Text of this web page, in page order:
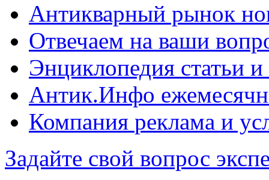
Антикварный рынок
Отвечаем на ваши
Энциклопедия статьи
Антик.Инфо
Компания реклама и
Задайте свой вопрос